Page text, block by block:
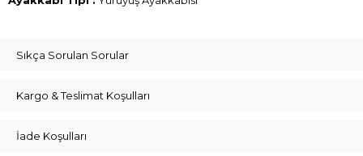
Sıkça Sorulan Sorular
Kargo & Teslimat Koşulları
İade Koşulları